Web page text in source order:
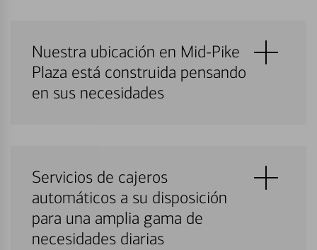
Nuestra ubicación en Mid-Pike
Plaza está construida pensando
en sus necesidades
Servicios de cajeros
automáticos a su disposición
para una amplia gama de
necesidades diarias